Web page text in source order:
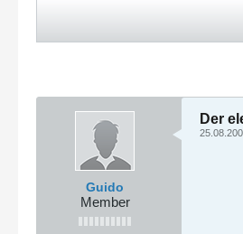
Guido
Member
Der